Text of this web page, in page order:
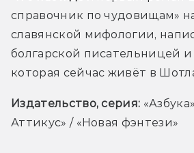
справочник по чудовищам»
славянской мифологии,
болгарской писательницей и
которая сейчас живёт в
Издательство, серия:
Аттикус» / «Новая фэнтези»